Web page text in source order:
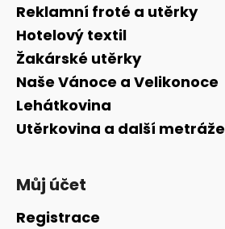
Reklamní froté a utěrky
Hotelový textil
Žakárské utěrky
Naše Vánoce a Velikonoce
Lehátkovina
Utěrkovina a další metráže
Můj účet
Registrace